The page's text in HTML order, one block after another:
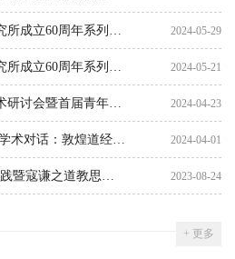
成立60周年系列学
”成功举办
2024-05-29
成立60周年系列学
的丹道与易道、天
2024-05-21
讨会暨首届青年学 2024-04-23
术对话：敦煌道经研 2024-04-01
暨寇谦之道教思想” 2023-08-24
+ 更多